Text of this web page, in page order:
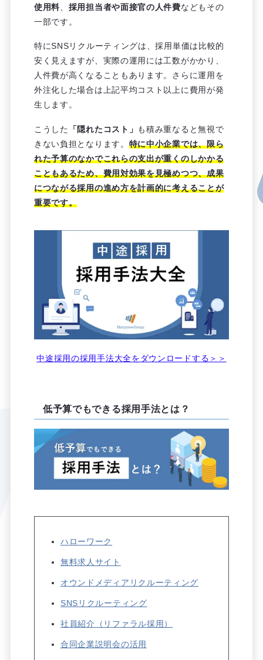
使用料
採用担当者や面接官の人件費などもその
一部です。
特にSNSリクルーティングは、採用単価は比較的
安く見えますが、実際の運用には工数がかかり、
人件費が高くなることもあります。さらに運用を
外注化した場合は上記平均コスト以上に費用が発
生します。
こうした 「隠れたコスト」 も積み重なると無視で
きない負担となります。 特に中小企業では、限ら
れた予算のなかでこれらの支出が重くのしかかる
こともあるため、費用対効果を見極めつつ、成果
につながる採用の進め方を計画的に考えることが
重要です。
中途採用の採用手法大全をダウンロードする＞＞
低予算でもできる採用手法とは？
ハローワーク
無料求人サイト
オウンドメディアリクルーティング
SNSリクルーティング
社員紹介（リファラル採用）
合同企業説明会の活用